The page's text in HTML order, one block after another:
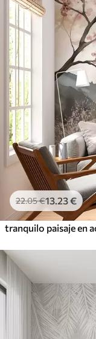
22.05€13.23€